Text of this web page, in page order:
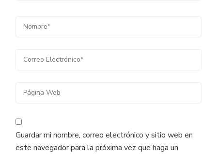
Guardar mi nombre, correo electrónico y sitio web en
este navegador para la próxima vez que haga un